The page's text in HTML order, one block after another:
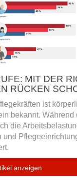
MIT DER
RÜCKEN
ist
bekannt. Während
die
und
anzeigen